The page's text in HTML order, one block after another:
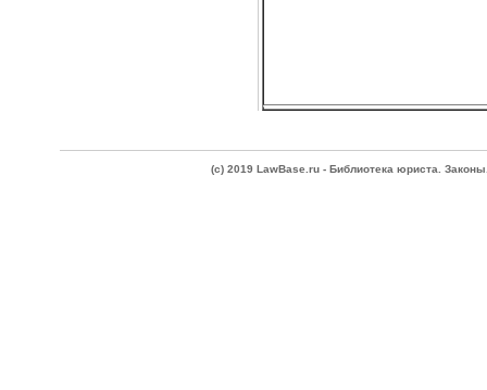
(c) 2019 LawBase.ru - Библиотека юриста.